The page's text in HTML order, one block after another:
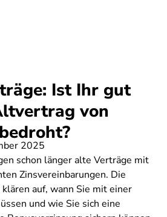
Ist Ihr gut
von
2025
schon länger alte Verträge mit
Zinsvereinbarungen. Die
auf, wann Sie mit einer
und wie Sie sich eine